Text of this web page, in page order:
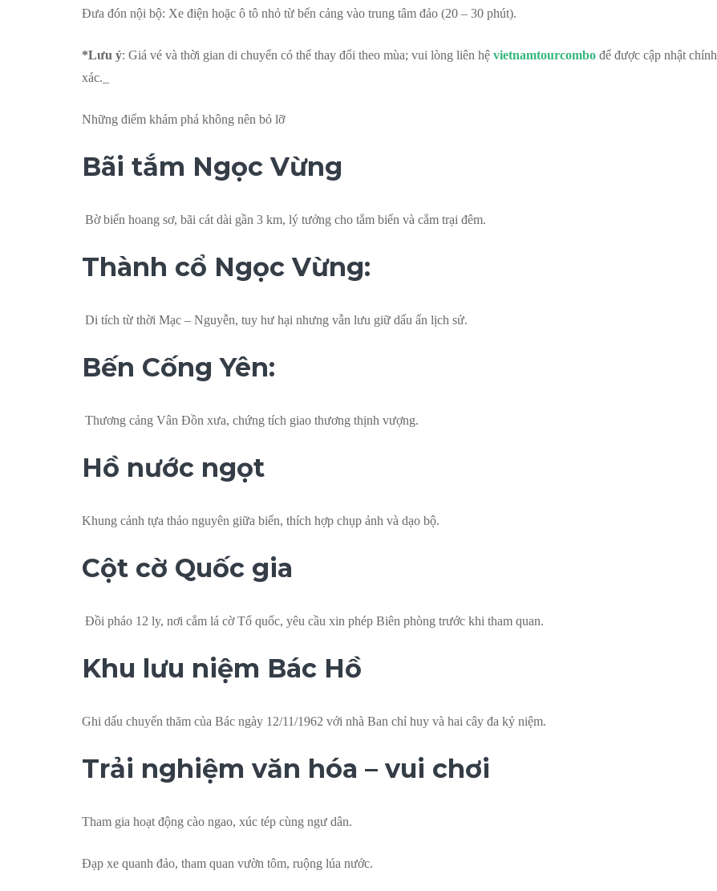
Đưa đón nội bộ: Xe điện hoặc ô tô nhỏ từ bến cảng vào trung tâm đảo (20 – 30 phút).
*Lưu ý: Giá vé và thời gian di chuyển có thể thay đổi theo mùa; vui lòng liên hệ vietnamtourcombo để được cập nhật chính
xác._
Những điểm khám phá không nên bỏ lỡ
Bãi tắm Ngọc Vừng
Bờ biển hoang sơ, bãi cát dài gần 3 km, lý tưởng cho tắm biển và cắm trại đêm.
Thành cổ Ngọc Vừng:
Di tích từ thời Mạc – Nguyễn, tuy hư hại nhưng vẫn lưu giữ dấu ấn lịch sử.
Bến Cống Yên:
Thương cảng Vân Đồn xưa, chứng tích giao thương thịnh vượng.
Hồ nước ngọt
Khung cảnh tựa thảo nguyên giữa biển, thích hợp chụp ảnh và dạo bộ.
Cột cờ Quốc gia
Đồi pháo 12 ly, nơi cắm lá cờ Tổ quốc, yêu cầu xin phép Biên phòng trước khi tham quan.
Khu lưu niệm Bác Hồ
Ghi dấu chuyến thăm của Bác ngày 12/11/1962 với nhà Ban chỉ huy và hai cây đa kỷ niệm.
Trải nghiệm văn hóa – vui chơi
Tham gia hoạt động cào ngao, xúc tép cùng ngư dân.
Đạp xe quanh đảo, tham quan vườn tôm, ruộng lúa nước.